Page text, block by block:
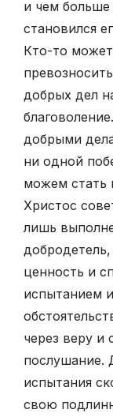
и чем
становился
Кто-то может
добрых дел
добрыми
ни одной
можем стать
Христос
лишь
ценность и
испытанием
через веру и
послушание.
испытания
свою